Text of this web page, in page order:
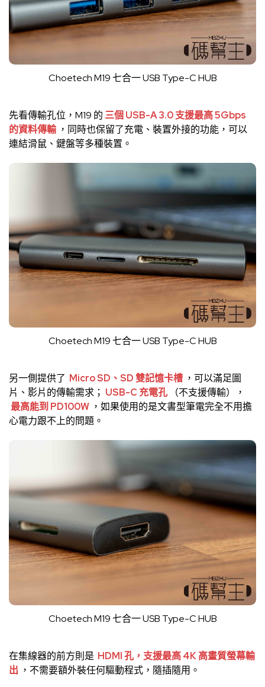
Choetech M19 七合一 USB Type-C HUB
先看傳輸孔位，M19 的 三個 USB-A 3.0 支援最高 5Gbps
的資料傳輸 ，同時也保留了充電、裝置外接的功能，可以
連結滑鼠、鍵盤等多種裝置。
Choetech M19 七合一 USB Type-C HUB
另一側提供了 Micro SD、SD 雙記憶卡槽 ，可以滿足圖
片、影片的傳輸需求； USB-C 充電孔
（不支援傳輸），
最高能到 PD100W ，如果使用的是文書型筆電完全不用擔
心電力跟不上的問題。
Choetech M19 七合一 USB Type-C HUB
在集線器的前方則是 HDMI 孔，支援最高 4K 高畫質螢幕輸
出 ，不需要額外裝任何驅動程式，隨插隨用。